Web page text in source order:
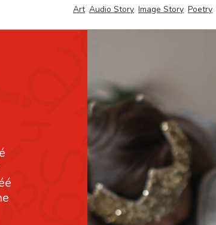
Art Audio Story Image Story Poetry